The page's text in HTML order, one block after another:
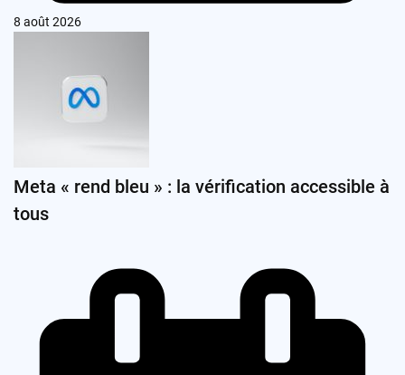
8 août 2026
Meta « rend bleu » : la vérification accessible à
tous